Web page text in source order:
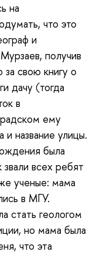
на
что это
и
получив
свою книгу о
дачу (тогда
в
ему
название улицы.
была
всех ребят
ученые: мама
в МГУ.
стать геологом
но мама была
что эта